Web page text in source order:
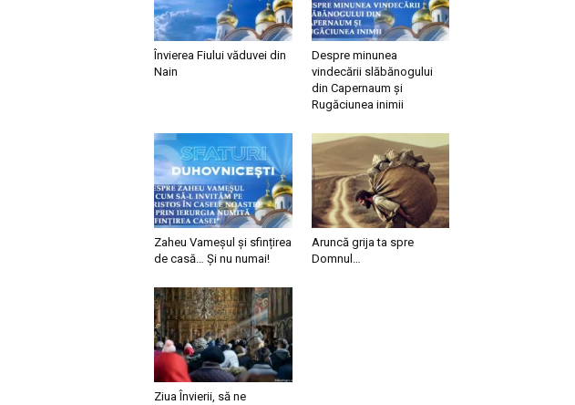
Învierea Fiului văduvei din
Nain
Despre minunea
vindecării slăbănogului
din Capernaum și
Rugăciunea inimii
Zaheu Vameșul și sfințirea
de casă… Și nu numai!
Aruncă grija ta spre
Domnul…
Ziua Învierii, să ne